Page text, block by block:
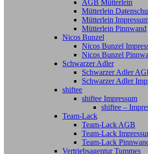
AGB Mütterlein
Mütterlein
Mütterlein
Mütterlein Pinnwand
Nicos Bunzel
Nicos Bunzel
Nicos Bunzel
Schwarzer Adler
Schwarzer Adler
Schwarzer Adler
shiftee
shiftee Impressum
shiftee –
Team-Lack
Team-Lack AGB
Team-Lack
Team-Lack
Vertriebsagentur Tummes